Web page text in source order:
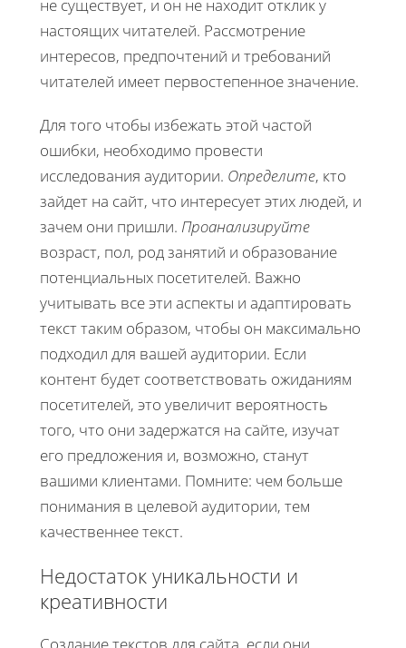
не существует, и он не находит отклик у
настоящих читателей. Рассмотрение
интересов, предпочтений и требований
читателей имеет первостепенное значение.
Для того чтобы избежать этой частой
ошибки, необходимо провести
исследования аудитории. Определите, кто
зайдет на сайт, что интересует этих людей, и
зачем они пришли. Проанализируйте
возраст, пол, род занятий и образование
потенциальных посетителей. Важно
учитывать все эти аспекты и адаптировать
текст таким образом, чтобы он максимально
подходил для вашей аудитории. Если
контент будет соответствовать ожиданиям
посетителей, это увеличит вероятность
того, что они задержатся на сайте, изучат
его предложения и, возможно, станут
вашими клиентами. Помните: чем больше
понимания в целевой аудитории, тем
качественнее текст.
Недостаток уникальности и
креативности
Создание текстов для сайта, если они